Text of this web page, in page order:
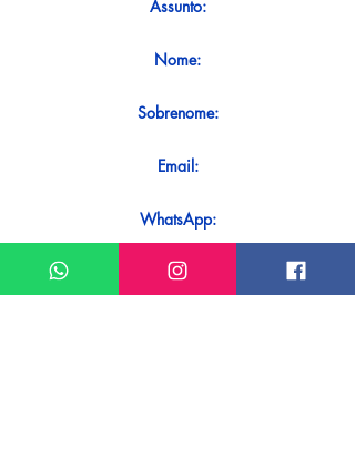
Assunto:
Nome:
Sobrenome:
Email:
WhatsApp:
Mensagem: